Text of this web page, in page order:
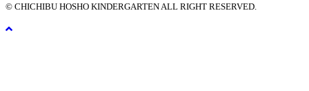
© CHICHIBU HOSHO KINDERGARTEN ALL RIGHT RESERVED.